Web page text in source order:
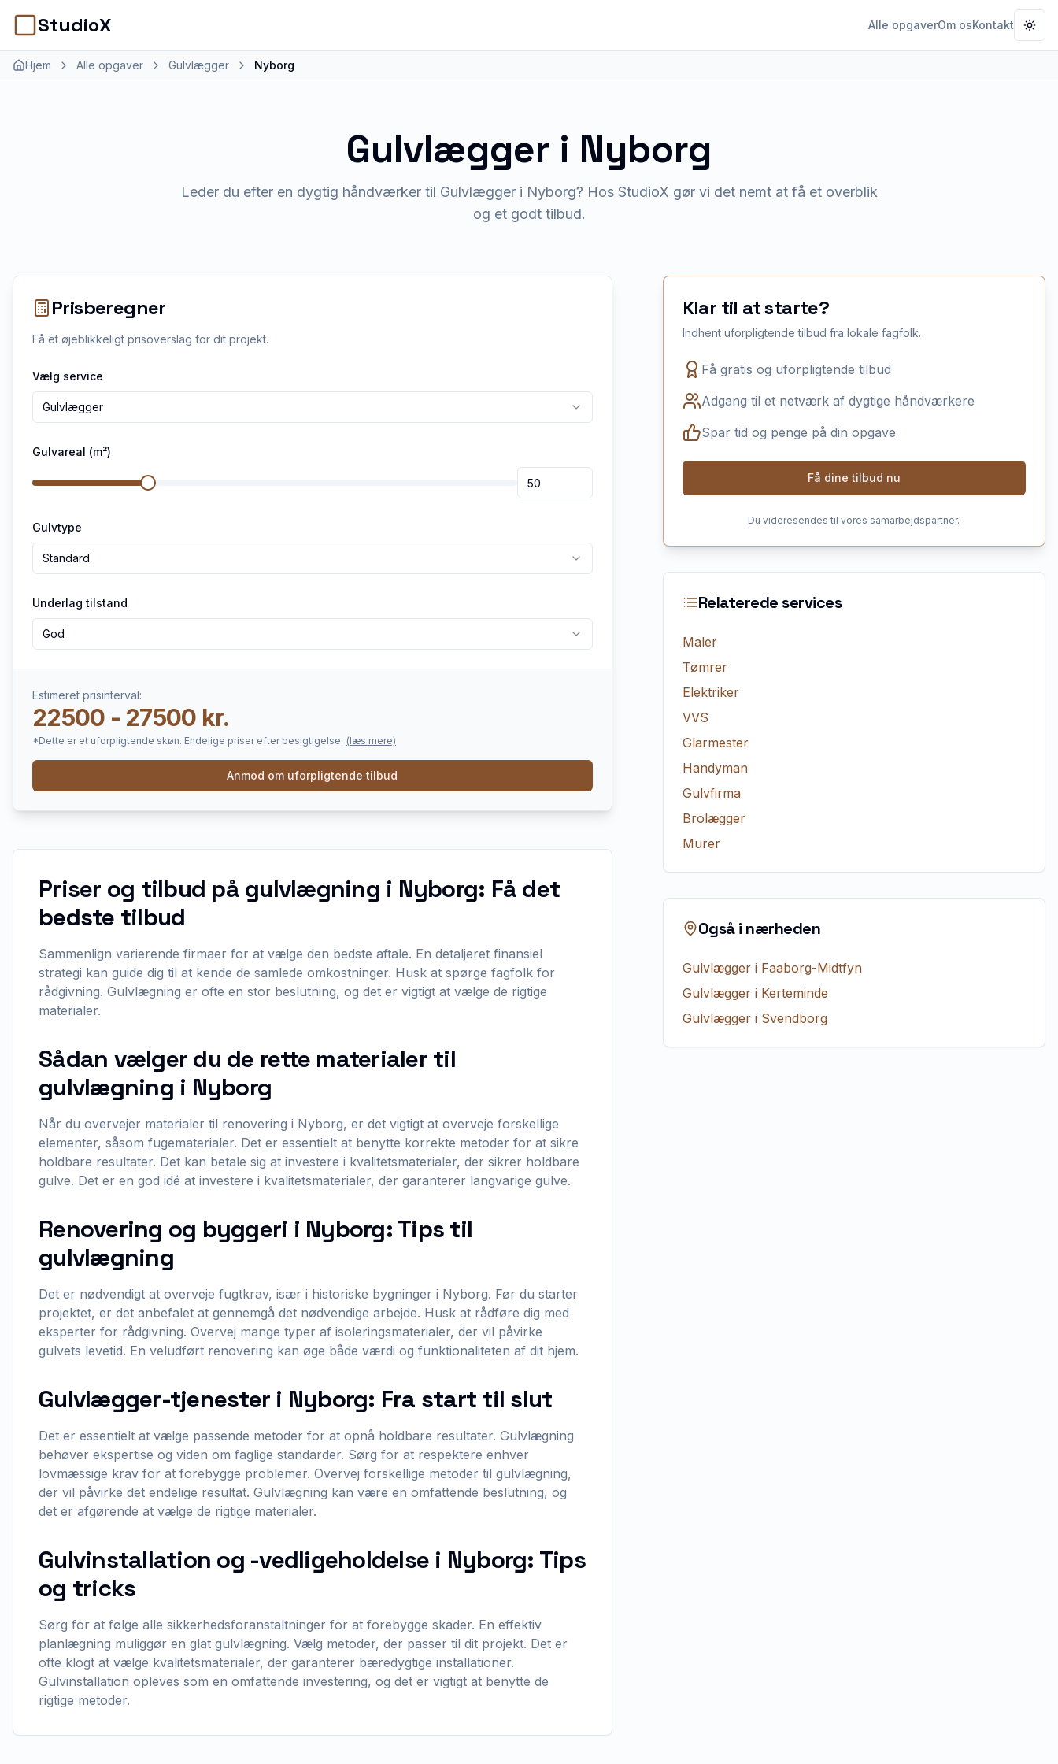
StudioX Alle opgaverOm osKontakt
Hjem Alle opgaver Gulvlægger Nyborg
Gulvlægger i Nyborg
Leder du efter en dygtig håndværker til Gulvlægger i Nyborg? Hos StudioX gør vi det nemt at få et overblik
og et godt tilbud.
Prisberegner
Få et øjeblikkeligt prisoverslag for dit projekt.
Vælg service
Gulvlægger
Gulvareal (m²)
Gulvtype
Standard
Underlag tilstand
God
Estimeret prisinterval:
22500 - 27500 kr.
*Dette er et uforpligtende skøn. Endelige priser efter besigtigelse. (læs mere)
Anmod om uforpligtende tilbud
Priser og tilbud på gulvlægning i Nyborg: Få det
bedste tilbud
Sammenlign varierende firmaer for at vælge den bedste aftale. En detaljeret finansiel
strategi kan guide dig til at kende de samlede omkostninger. Husk at spørge fagfolk for
rådgivning. Gulvlægning er ofte en stor beslutning, og det er vigtigt at vælge de rigtige
materialer.
Sådan vælger du de rette materialer til
gulvlægning i Nyborg
Når du overvejer materialer til renovering i Nyborg, er det vigtigt at overveje forskellige
elementer, såsom fugematerialer. Det er essentielt at benytte korrekte metoder for at sikre
holdbare resultater. Det kan betale sig at investere i kvalitetsmaterialer, der sikrer holdbare
gulve. Det er en god idé at investere i kvalitetsmaterialer, der garanterer langvarige gulve.
Renovering og byggeri i Nyborg: Tips til
gulvlægning
Det er nødvendigt at overveje fugtkrav, især i historiske bygninger i Nyborg. Før du starter
projektet, er det anbefalet at gennemgå det nødvendige arbejde. Husk at rådføre dig med
eksperter for rådgivning. Overvej mange typer af isoleringsmaterialer, der vil påvirke
gulvets levetid. En veludført renovering kan øge både værdi og funktionaliteten af dit hjem.
Gulvlægger-tjenester i Nyborg: Fra start til slut
Det er essentielt at vælge passende metoder for at opnå holdbare resultater. Gulvlægning
behøver ekspertise og viden om faglige standarder. Sørg for at respektere enhver
lovmæssige krav for at forebygge problemer. Overvej forskellige metoder til gulvlægning,
der vil påvirke det endelige resultat. Gulvlægning kan være en omfattende beslutning, og
det er afgørende at vælge de rigtige materialer.
Gulvinstallation og -vedligeholdelse i Nyborg: Tips
og tricks
Sørg for at følge alle sikkerhedsforanstaltninger for at forebygge skader. En effektiv
planlægning muliggør en glat gulvlægning. Vælg metoder, der passer til dit projekt. Det er
ofte klogt at vælge kvalitetsmaterialer, der garanterer bæredygtige installationer.
Gulvinstallation opleves som en omfattende investering, og det er vigtigt at benytte de
rigtige metoder.
Klar til at starte?
Indhent uforpligtende tilbud fra lokale fagfolk.
Få gratis og uforpligtende tilbud
Adgang til et netværk af dygtige håndværkere
Spar tid og penge på din opgave
Få dine tilbud nu
Du videresendes til vores samarbejdspartner.
Relaterede services
Maler
Tømrer
Elektriker
VVS
Glarmester
Handyman
Gulvfirma
Brolægger
Murer
Også i nærheden
Gulvlæggeri Faaborg-Midtfyn
Gulvlæggeri Kerteminde
Gulvlæggeri Svendborg